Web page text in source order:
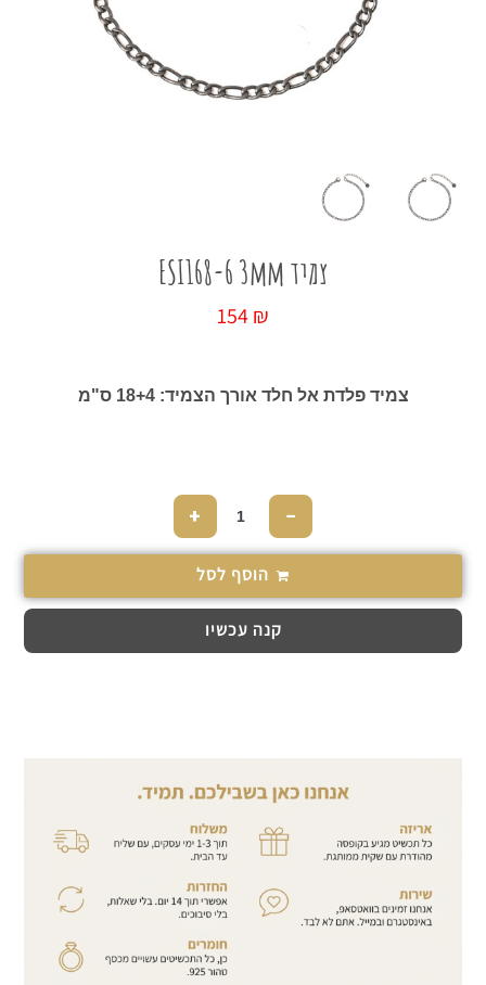
כל החנות
צמיד ESI168-6 3mm
154₪
צמיד פלדת אל חלד אורך הצמיד: 18+4 ס"מ
−
+
הוסף לסל
קנה עכשיו